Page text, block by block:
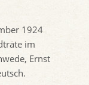
1924
im
Ernst